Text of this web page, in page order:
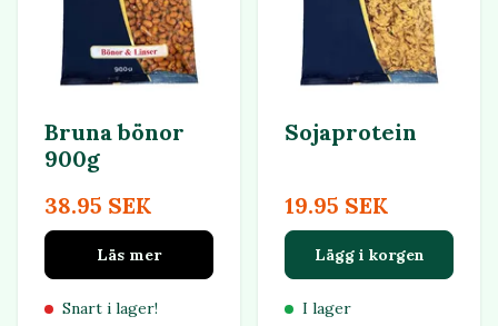
Bruna bönor
900g
38.95 SEK
Läs mer
Snart i lager!
Sojaprotein
19.95 SEK
Lägg i korgen
I lager